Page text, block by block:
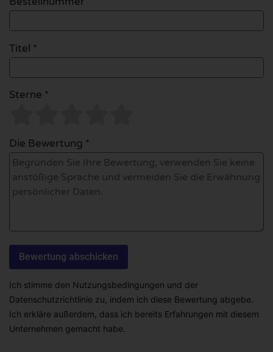
Titel *
Sterne *
Die Bewertung *
Ich stimme den Nutzungsbedingungen und der
Datenschutzrichtlinie zu, indem ich diese Bewertung abgebe.
Ich erkläre außerdem, dass ich bereits Erfahrungen mit diesem
Unternehmen gemacht habe.